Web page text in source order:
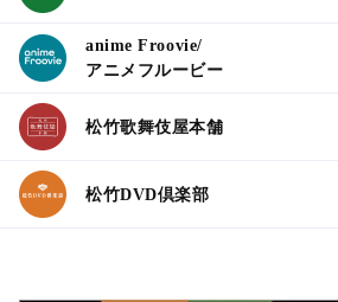
anime Froovie/
アニメフルービー
松竹歌舞伎屋本舗
松竹DVD倶楽部